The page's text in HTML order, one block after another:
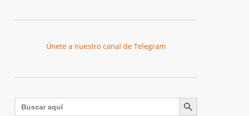
Únete a nuestro canal de Telegram
Buscar: Botón de búsqueda